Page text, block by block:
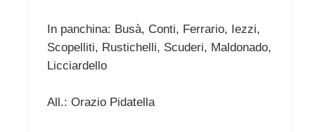
In panchina: Busà, Conti, Ferrario, Iezzi,
Scopelliti, Rustichelli, Scuderi, Maldonado,
Licciardello
All.: Orazio Pidatella